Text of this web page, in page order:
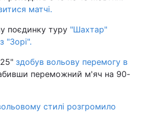
матчі.
поєдинку туру "Шахтар"
"Зорі".
здобув вольову перемогу в
переможний м'яч на 90-
стилі розгромило